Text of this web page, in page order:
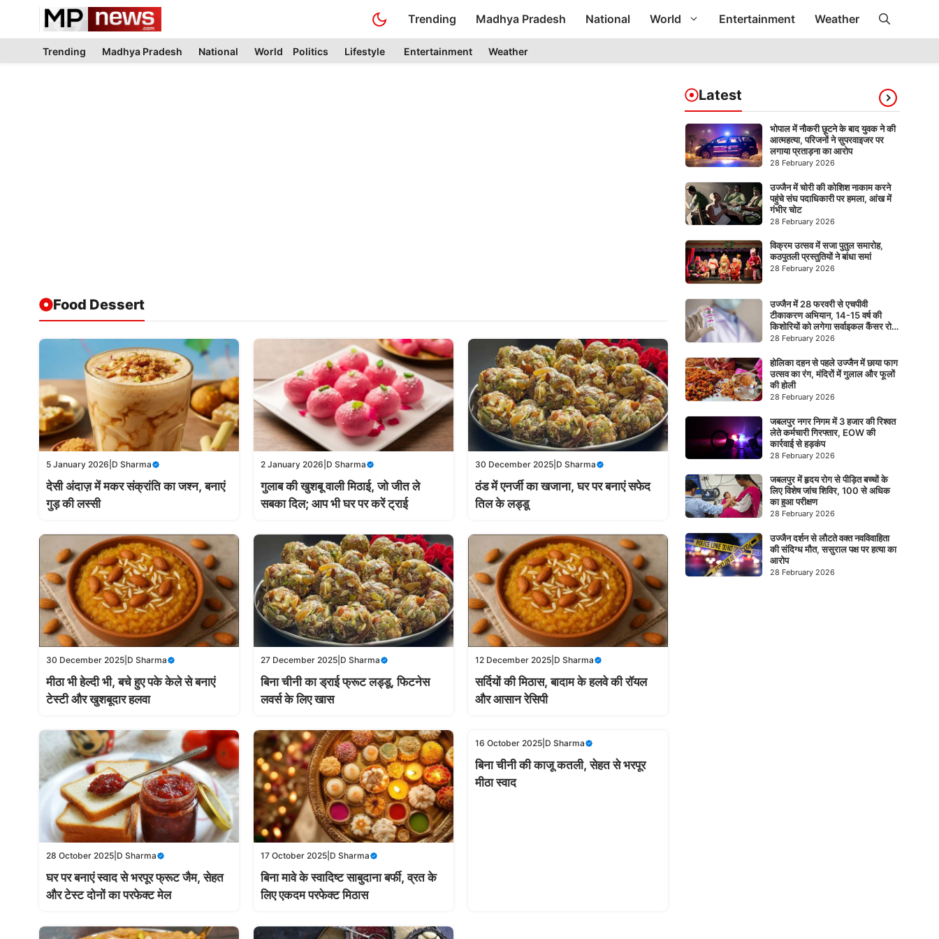
content
Trending Madhya Pradesh National World Entertainment Weather
Trending Madhya Pradesh National World Politics Lifestyle Entertainment Weather
Food Dessert
5 January 2026 D Sharma
देसी अंदाज़ में मकर संक्रांति का जश्न, बनाएं
गुड़ की लस्सी
2 January 2026 D Sharma
गुलाब की खुशबू वाली मिठाई, जो जीत ले
सबका दिल; आप भी घर पर करें ट्राई
30 December 2025 D Sharma
ठंड में एनर्जी का खजाना, घर पर बनाएं सफेद
तिल के लड्डू
30 December 2025 D Sharma
मीठा भी हेल्दी भी, बचे हुए पके केले से बनाएं
टेस्टी और खुशबूदार हलवा
27 December 2025 D Sharma
बिना चीनी का ड्राई फ्रूट लड्डू, फिटनेस
लवर्स के लिए खास
12 December 2025 D Sharma
सर्दियों की मिठास, बादाम के हलवे की रॉयल
और आसान रेसिपी
28 October 2025 D Sharma
घर पर बनाएं स्वाद से भरपूर फ्रूट जैम, सेहत
और टेस्ट दोनों का परफेक्ट मेल
17 October 2025 D Sharma
बिना मावे के स्वादिष्ट साबुदाना बर्फी, व्रत के
लिए एकदम परफेक्ट मिठास
16 October 2025 D Sharma
बिना चीनी की काजू कतली, सेहत से भरपूर
मीठा स्वाद
Latest
भोपाल में नौकरी छूटने के बाद युवक ने की
आत्महत्या, परिजनों ने सुपरवाइजर पर
लगाया प्रताड़ना का आरोप
28 February 2026
उज्जैन में चोरी की कोशिश नाकाम करने
पहुंचे संघ पदाधिकारी पर हमला, आंख में
गंभीर चोट
28 February 2026
विक्रम उत्सव में सजा पुतुल समारोह,
कठपुतली प्रस्तुतियों ने बांधा समां
28 February 2026
उज्जैन में 28 फरवरी से एचपीवी
टीकाकरण अभियान, 14-15 वर्ष की
किशोरियों को लगेगा सर्वाइकल कैंसर रोधी
टीका
28 February 2026
होलिका दहन से पहले उज्जैन में छाया फाग
उत्सव का रंग, मंदिरों में गुलाल और फूलों
की होली
28 February 2026
जबलपुर नगर निगम में 3 हजार की रिश्वत
लेते कर्मचारी गिरफ्तार, EOW की
कार्रवाई से हड़कंप
28 February 2026
जबलपुर में हृदय रोग से पीड़ित बच्चों के
लिए विशेष जांच शिविर, 100 से अधिक
का हुआ परीक्षण
28 February 2026
उज्जैन दर्शन से लौटते वक्त नवविवाहिता
की संदिग्ध मौत, ससुराल पक्ष पर हत्या का
आरोप
28 February 2026